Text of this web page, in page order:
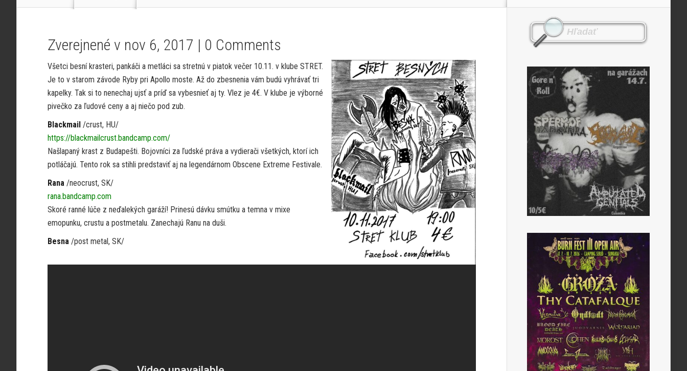
Zverejnené v nov 6, 2017 | 0 Comments
Všetci besní krasteri, pankáči a metláci sa stretnú v piatok večer 10.11. v klube STRET.
Je to v starom závode Ryby pri Apollo moste. Až do zbesnenia vám budú vyhrávať tri
kapelky. Tak si to nenechaj ujsť a príď sa vybesnieť aj ty. Vlez je 4€. V klube je výborné
pivečko za ľudové ceny a aj niečo pod zub.
Blackmail /crust, HU/
https://blackmailcrust.bandcamp.com/
Našlapaný krast z Budapešti. Bojovníci za ľudské práva a vydierači všetkých, ktorí ich
potláčajú. Tento rok sa stihli predstaviť aj na legendárnom Obscene Extreme Festivale.
Rana /neocrust, SK/
rana.bandcamp.com
Skoré ranné lúče z neďalekých garáží! Prinesú dávku smútku a temna v mixe
emopunku, crustu a postmetalu. Zanechajú Ranu na duši.
Besna /post metal, SK/